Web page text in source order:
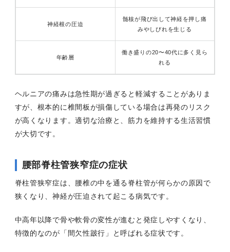
神経根の圧迫
髄核が飛び出して神経を押し痛
みやしびれを生じる
年齢層
働き盛りの20〜40代に多く見ら
れる
ヘルニアの痛みは急性期が過ぎると軽減することがありま
すが、根本的に椎間板が損傷している場合は再発のリスク
が高くなります。適切な治療と、筋力を維持する生活習慣
が大切です。
腰部脊柱管狭窄症の症状
脊柱管狭窄症は、腰椎の中を通る脊柱管が何らかの原因で
狭くなり、神経が圧迫されて起こる病気です。
中高年以降で骨や軟骨の変性が進むと発症しやすくなり、
特徴的なのが「間欠性跛行」と呼ばれる症状です。